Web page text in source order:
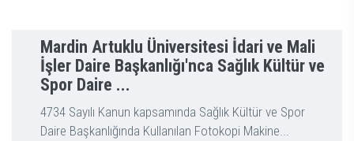
Mardin Artuklu Üniversitesi İdari ve Mali
İşler Daire Başkanlığı'nca Sağlık Kültür ve
Spor Daire ...
4734 Sayılı Kanun kapsamında Sağlık Kültür ve Spor
Daire Başkanlığında Kullanılan Fotokopi Makine...